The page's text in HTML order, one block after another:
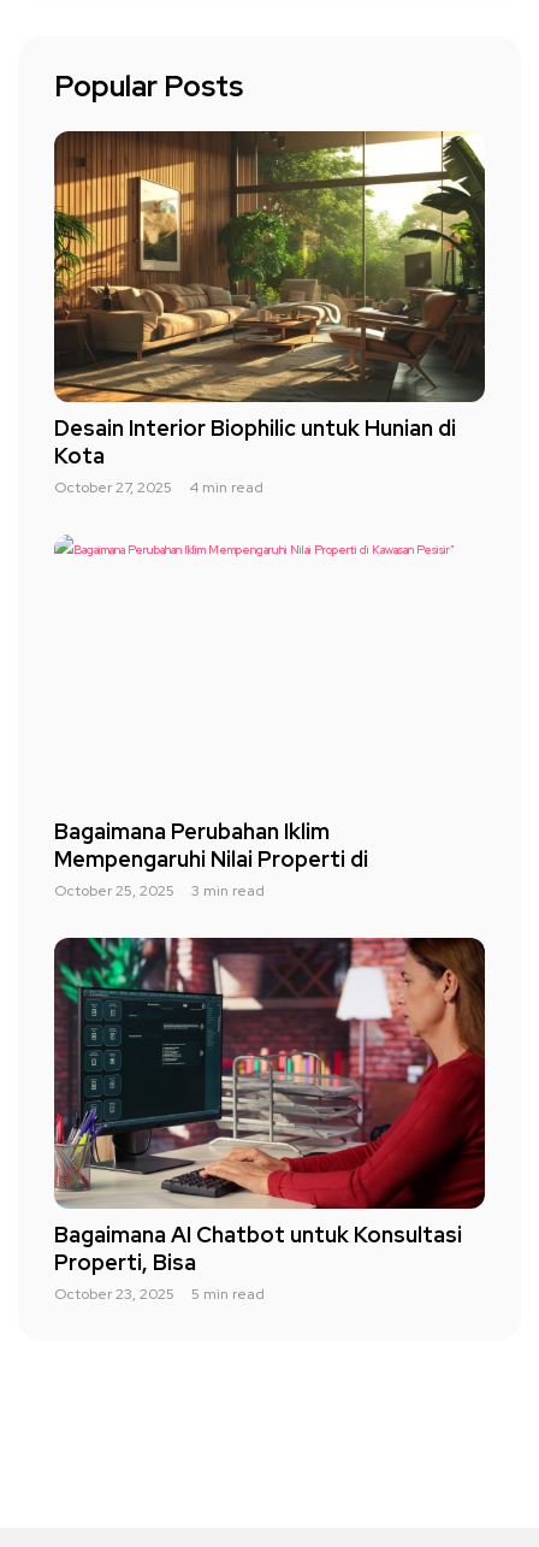
Popular Posts
Desain Interior Biophilic untuk Hunian di
Kota
October 27, 2025 4 min read
Bagaimana Perubahan Iklim
Mempengaruhi Nilai Properti di
October 25, 2025 3 min read
Bagaimana AI Chatbot untuk Konsultasi
Properti, Bisa
October 23, 2025 5 min read